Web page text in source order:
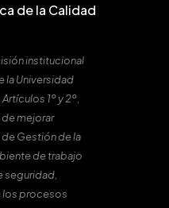
de la Calidad
institucional
la Universidad
1º y 2º,
mejorar
Gestión de la
de trabajo
seguridad,
los procesos